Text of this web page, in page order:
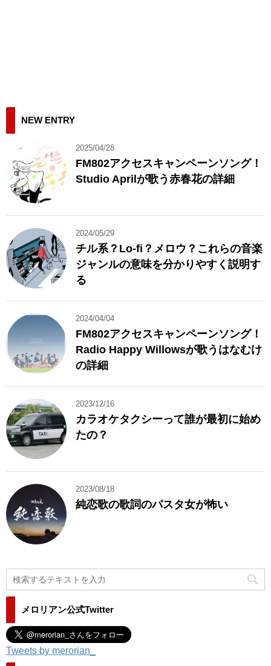
NEW ENTRY
2025/04/28
FM802アクセスキャンペーンソング！
Studio Aprilが歌う赤春花の詳細
2024/05/29
チル系？Lo-fi？メロウ？これらの音楽
ジャンルの意味を分かりやすく説明す
る
2024/04/04
FM802アクセスキャンペーンソング！
Radio Happy Willowsが歌うはなむけ
の詳細
2023/12/16
カラオケタクシーって誰が最初に始め
たの？
2023/08/18
純恋歌の歌詞のパスタ女が怖い
メロリアン公式Twitter
Tweets by merorian_